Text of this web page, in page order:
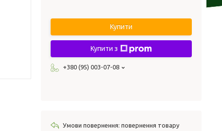
Купити
Купити з
+380 (95) 003-07-08
повернення товару